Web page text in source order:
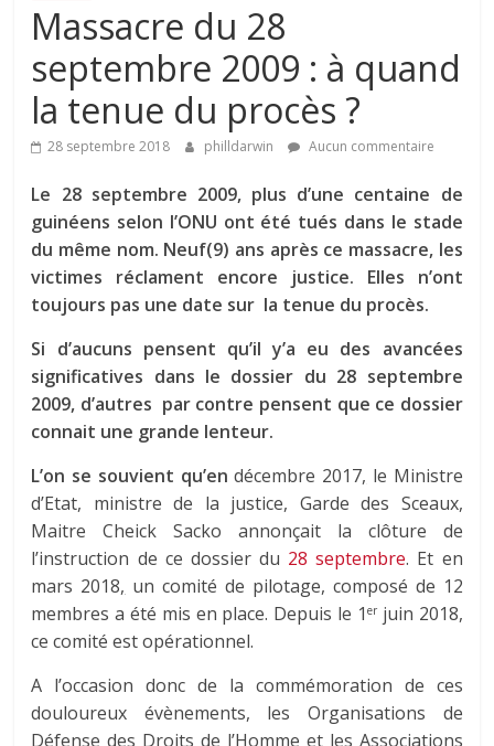
Massacre du 28
septembre 2009 : à quand
la tenue du procès ?
28 septembre 2018 philldarwin Aucun commentaire
Le 28 septembre 2009, plus d’une centaine de
guinéens selon l’ONU ont été tués dans le stade
du même nom. Neuf(9) ans après ce massacre, les
victimes réclament encore justice. Elles n’ont
toujours pas une date sur la tenue du procès.
Si d’aucuns pensent qu’il y’a eu des avancées
significatives dans le dossier du 28 septembre
2009, d’autres par contre pensent que ce dossier
connait une grande lenteur.
L’on se souvient qu’en décembre 2017, le Ministre
d’Etat, ministre de la justice, Garde des Sceaux,
Maitre Cheick Sacko annonçait la clôture de
l’instruction de ce dossier du 28 septembre. Et en
mars 2018, un comité de pilotage, composé de 12
membres a été mis en place. Depuis le 1 erjuin 2018,
ce comité est opérationnel.
A l’occasion donc de la commémoration de ces
douloureux évènements, les Organisations de
Défense des Droits de l’Homme et les Associations